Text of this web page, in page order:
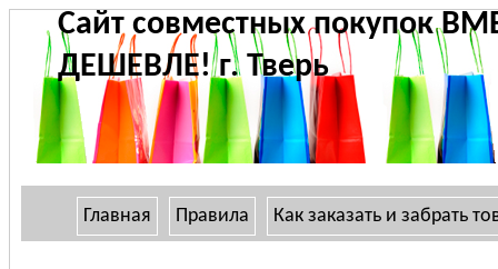
Сайт совместных покупок
ДЕШЕВЛЕ! г. Тверь
Главная Правила Как заказать и забрать